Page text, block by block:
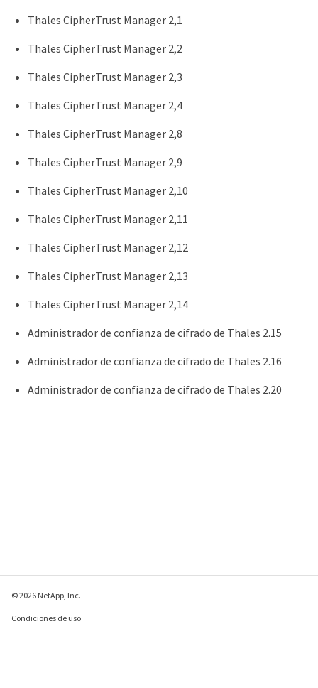
Thales CipherTrust Manager 2,1
Thales CipherTrust Manager 2,2
Thales CipherTrust Manager 2,3
Thales CipherTrust Manager 2,4
Thales CipherTrust Manager 2,8
Thales CipherTrust Manager 2,9
Thales CipherTrust Manager 2,10
Thales CipherTrust Manager 2,11
Thales CipherTrust Manager 2,12
Thales CipherTrust Manager 2,13
Thales CipherTrust Manager 2,14
Administrador de confianza de cifrado de Thales 2.15
Administrador de confianza de cifrado de Thales 2.16
Administrador de confianza de cifrado de Thales 2.20
© 2026 NetApp, Inc.
Condiciones de uso